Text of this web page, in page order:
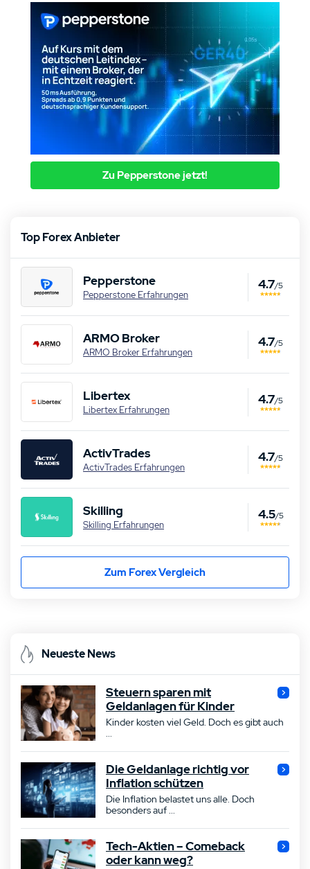
Zu Pepperstone jetzt!
Top Forex Anbieter
Pepperstone
Pepperstone Erfahrungen
4.7/5
ARMO Broker
ARMO Broker Erfahrungen
4.7/5
Libertex
Libertex Erfahrungen
4.7/5
ActivTrades
ActivTrades Erfahrungen
4.7/5
Skilling
Skilling Erfahrungen
4.5/5
Zum Forex Vergleich
Neueste News
Steuern sparen mit
Geldanlagen für Kinder
Kinder kosten viel Geld. Doch es gibt auch
...
Die Geldanlage richtig vor
Inflation schützen
Die Inflation belastet uns alle. Doch
besonders auf ...
Tech-Aktien – Comeback
oder kann weg?